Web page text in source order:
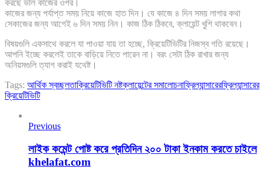
করছে ভাল কাজের ওপর।
কাজের জন্য পর্যাপ্ত সময় নিয়ে কাজে হাত দিন। যে কাজে ৪ দিন সময় লাগার কথা
সেকাজের জন্য আগেই ৬ দিন সময় নিন। কাজ ঠিক ঠিকবে, ক্লায়েন্ট খুশি থাকবেন।
বিষয়গুলি একসাথে করলে যা পাওয়া যায় তা হচ্ছে, ক্রিয়েটিভিটির নিজস্ব গতি রয়েছে।
আপনি ইচ্ছে করলেই তাকে বাড়িয়ে নিতে পারেন না। বরং সেটা ঠিক রাখার জন্য
অনিয়মগুলি ত্যাগ করাই যথেষ্ট।
Tags: আর্থিক স্বচ্ছলতাক্রিয়েটিভিটি নষ্টক্লায়েন্টের সমালোচনাফ্রিল্যান্সারেরফ্রিল্যান্সারের
ক্রিয়েটিভিটি
Previous
লাইক কমেন্ট পোষ্ট করে প্রতিদিন ২০০ টাকা ইনকাম করতে চাইলে
khelafat.com